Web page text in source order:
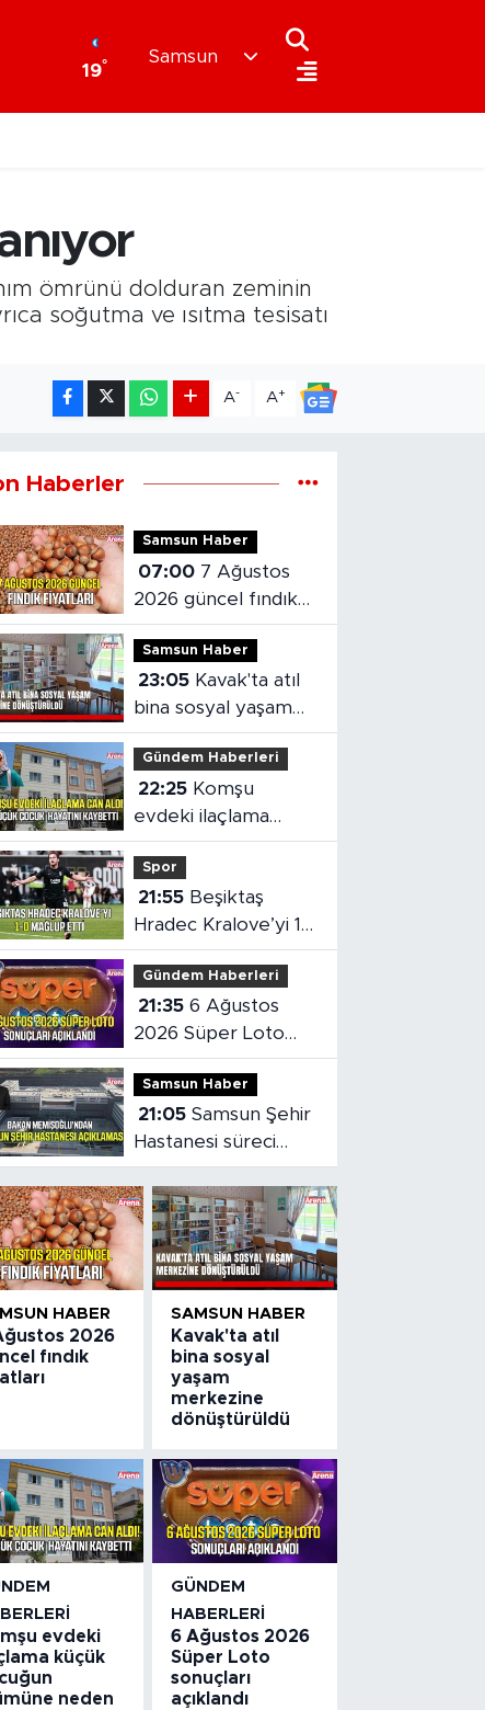
19°
Samsun
ömrünü dolduran zeminin
soğutma ve ısıtma tesisatı
A- A+
Haberler
Samsun Haber
07:00
2026 güncel fındık
fiyatları
Samsun Haber
23:05
bina sosyal yaşam
merkezine
dönüştürüldü
Gündem Haberleri
22:25
evdeki ilaçlama
küçük çocuğun
ölümüne neden oldu
Spor
21:55
Hradec Kralove’yi 1-
0 mağlup etti
Gündem Haberleri
21:35 6 Ağustos
2026 Süper Loto
sonuçları açıklandı
Samsun Haber
21:05 Samsun Şehir
Hastanesi süreci
masaya yatırıldı
HABER
2026
fındık
SAMSUN HABER
Kavak'ta atıl
bina sosyal
yaşam
merkezine
dönüştürüldü
evdeki
küçük
neden
GÜNDEM
HABERLERI
6 Ağustos 2026
Süper Loto
sonuçları
açıklandı